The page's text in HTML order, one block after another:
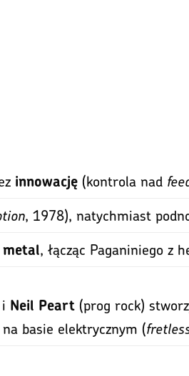
innowację (kontrola nad
, 1978), natychmiast
metal, łącząc Paganiniego z
Neil Peart (prog rock)
basie elektrycznym (